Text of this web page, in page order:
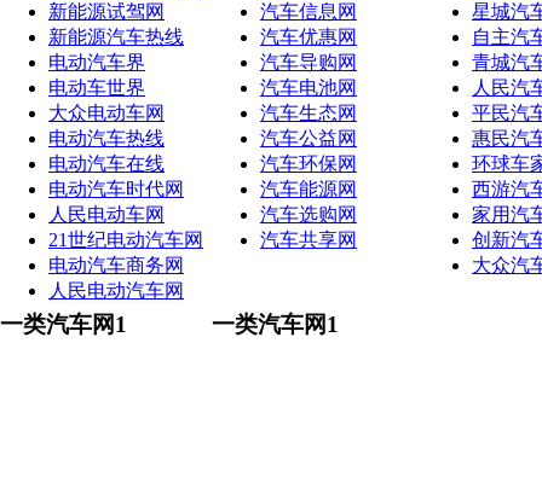
新能源试驾网
新能源汽车热线
电动汽车界
电动车世界
大众电动车网
电动汽车热线
电动汽车在线
电动汽车时代网
人民电动车网
21世纪电动汽车网
电动汽车商务网
人民电动汽车网
汽车信息网
汽车优惠网
汽车导购网
汽车电池网
汽车生态网
汽车公益网
汽车环保网
汽车能源网
汽车选购网
汽车共享网
星城汽
自主汽
青城汽
人民汽
平民汽
惠民汽
环球车
西游汽
家用汽
创新汽
大众汽
一类汽车网1 一类汽车网1